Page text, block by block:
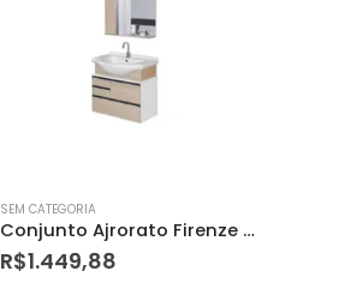
SEM CATEGORIA
Conjunto Ajrorato Firenze 83,5cm Suspenso Bco/preto
R$1.868,28